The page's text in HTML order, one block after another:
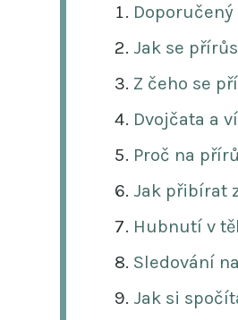
Jak se
Z čeho se
Dvojčata a
Proč na
Jak přibírat
Hubnutí v
Sledování
Jak si